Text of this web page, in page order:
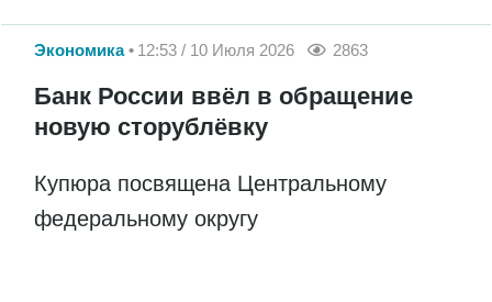
Экономика 12:53 / 10 Июля 2026 2863
Банк России ввёл в обращение
новую сторублёвку
Купюра посвящена Центральному
федеральному округу